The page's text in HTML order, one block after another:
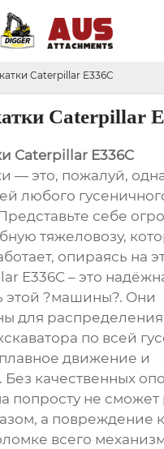
Caterpillar E336C
Caterpillar
Caterpillar E336C
— это, пожалуй,
любого
себе
тяжеловозу,
опираясь на
E336C – это
этой ?машины?. Они
для
по всей
движение и
Без качественных
попросту не сможет
а повреждение
всего